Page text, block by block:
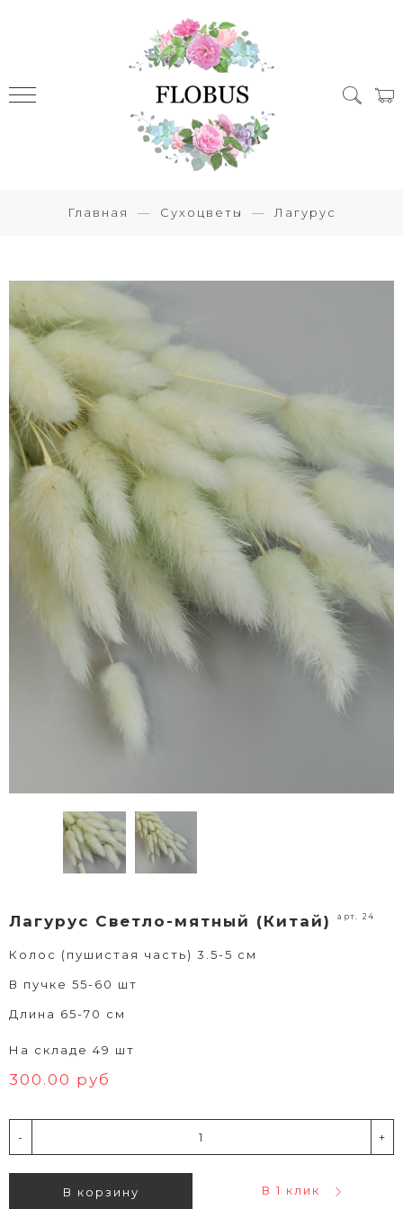
Главная Сухоцветы Лагурус
Лагурус Светло-мятный (Китай) арт. 24
Колос (пушистая часть) 3.5-5 см
В пучке 55-60 шт
Длина 65-70 см
На складе 49 шт
300.00 руб
- +
В корзину В 1 клик